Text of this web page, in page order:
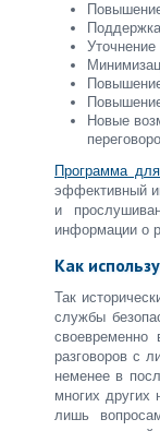
Новые
Программа
эффективный
и
информации о
Как
Так
службы
своевременно
разговоров с
неменее в
многих других
лишь